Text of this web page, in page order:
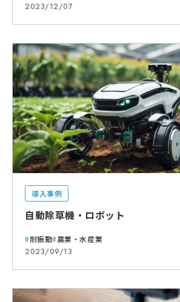
2023/12/07
導入事例
自動除草機・ロボット
耐振動 農業・水産業
2023/09/13